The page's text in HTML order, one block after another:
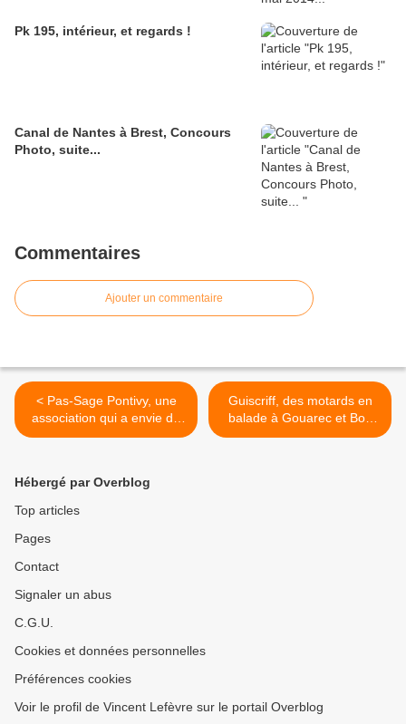
Pk 195, intérieur, et regards !
Canal de Nantes à Brest, Concours
Photo, suite...
Commentaires
Ajouter un commentaire
< Pas-Sage Pontivy, une
association qui a envie de
tester l'idée en septembre
Guiscriff, des motards en
balade à Gouarec et Bon
Repos.... >
Hébergé par Overblog
Top articles
Pages
Contact
Signaler un abus
C.G.U.
Cookies et données personnelles
Préférences cookies
Voir le profil de Vincent Lefèvre sur le portail Overblog